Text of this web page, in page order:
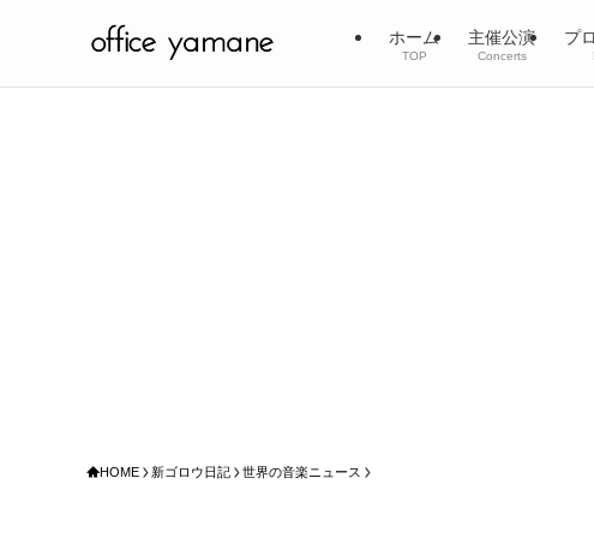
ホーム
TOP
主催公演
Concerts
プ
HOME 新ゴロウ日記 世界の音楽ニュース